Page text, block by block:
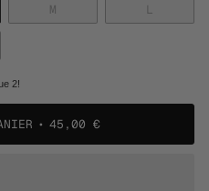
M
ÉPUISÉE
L
ÉPUISÉE
2!
45,00 €